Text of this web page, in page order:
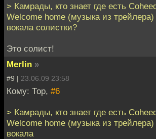
> Камрады, кто знает где есть
Welcome home (музыка из трейлера)
вокала солистки?
Это солист!
Merlin »
#9 | 23.06.09 23:58
Кому: Тор, #6
> Камрады, кто знает где есть
Welcome home (музыка из трейлера)
вокала